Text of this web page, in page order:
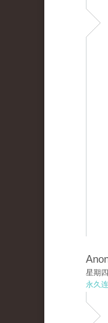
星期
永久